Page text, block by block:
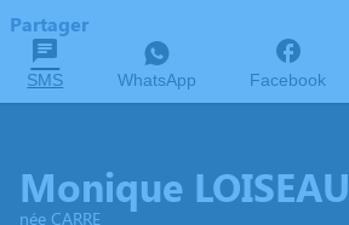
Partager
SMS WhatsApp Facebook
Monique LOISEAU
née CARRE